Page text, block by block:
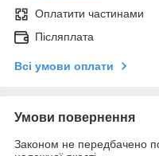
Оплатити частинами
Післяплата
Всі умови оплати
Умови повернення
Законом не передбачено